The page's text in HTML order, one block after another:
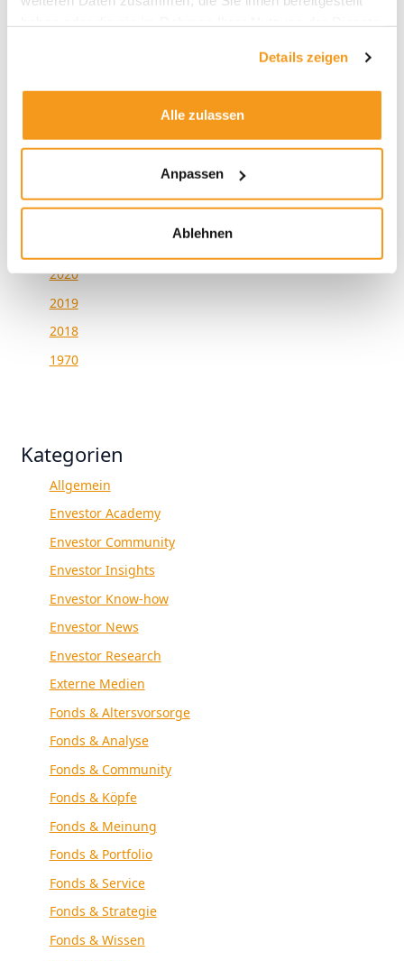
Details zeigen
Alle zulassen
Anpassen
Ablehnen
2020
2019
2018
1970
Kategorien
Allgemein
Envestor Academy
Envestor Community
Envestor Insights
Envestor Know-how
Envestor News
Envestor Research
Externe Medien
Fonds & Altersvorsorge
Fonds & Analyse
Fonds & Community
Fonds & Köpfe
Fonds & Meinung
Fonds & Portfolio
Fonds & Service
Fonds & Strategie
Fonds & Wissen